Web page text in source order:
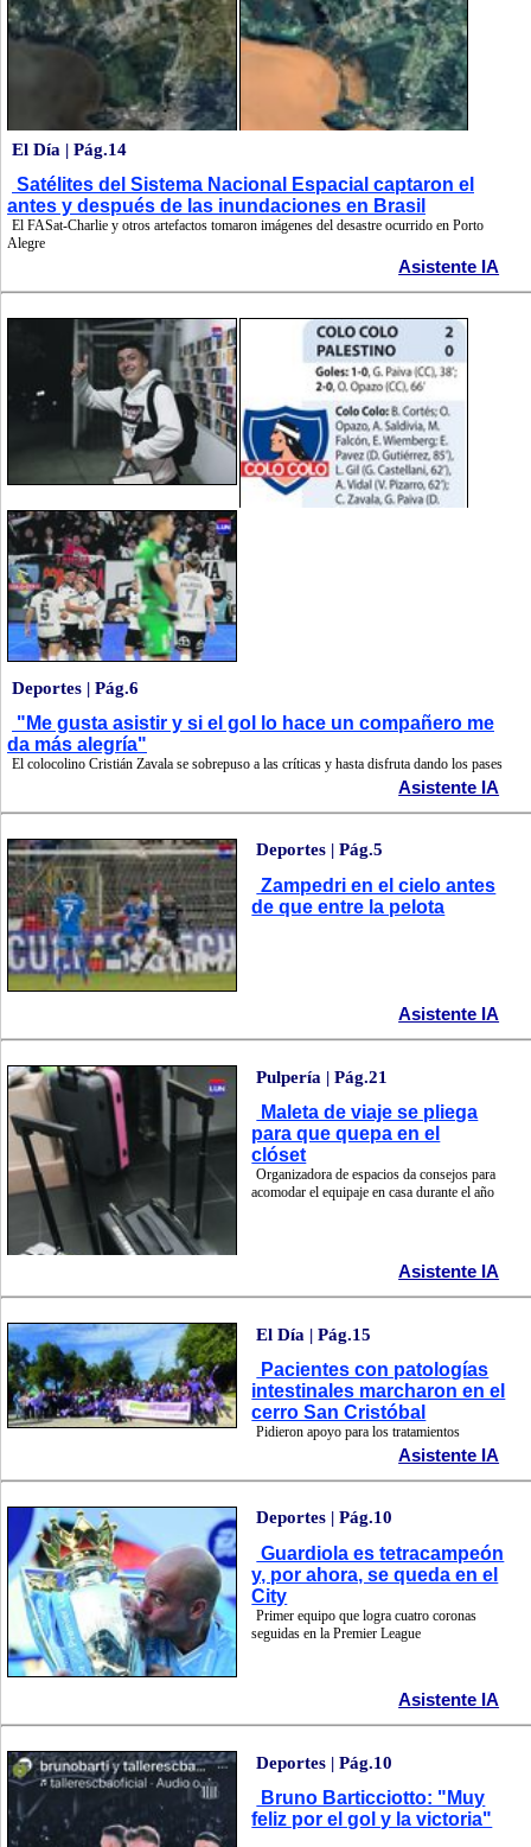
El Día | Pág.14
Satélites del Sistema Nacional Espacial captaron el
antes y después de las inundaciones en Brasil
El FASat-Charlie y otros artefactos tomaron imágenes del desastre ocurrido en Porto
Alegre
Asistente IA
Deportes | Pág.6
"Me gusta asistir y si el gol lo hace un compañero me
da más alegría"
El colocolino Cristián Zavala se sobrepuso a las críticas y hasta disfruta dando los pases
Asistente IA
Deportes | Pág.5
Zampedri en el cielo antes
de que entre la pelota
Asistente IA
Pulpería | Pág.21
Maleta de viaje se pliega
para que quepa en el
clóset
Organizadora de espacios da consejos para
acomodar el equipaje en casa durante el año
Asistente IA
El Día | Pág.15
Pacientes con patologías
intestinales marcharon en el
cerro San Cristóbal
Pidieron apoyo para los tratamientos
Asistente IA
Deportes | Pág.10
Guardiola es tetracampeón
y, por ahora, se queda en el
City
Primer equipo que logra cuatro coronas
seguidas en la Premier League
Asistente IA
Deportes | Pág.10
Bruno Barticciotto: "Muy
feliz por el gol y la victoria"